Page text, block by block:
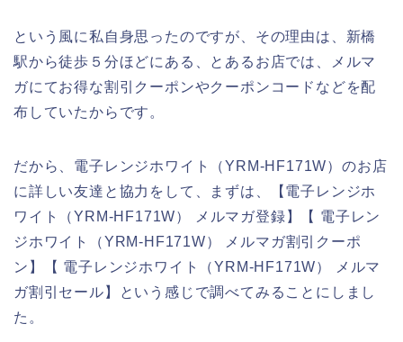
という風に私自身思ったのですが、その理由は、新橋
駅から徒歩５分ほどにある、とあるお店では、メルマ
ガにてお得な割引クーポンやクーポンコードなどを配
布していたからです。
だから、電子レンジホワイト（YRM-HF171W）のお店
に詳しい友達と協力をして、まずは、【電子レンジホ
ワイト（YRM-HF171W） メルマガ登録】【 電子レン
ジホワイト（YRM-HF171W） メルマガ割引クーポ
ン】【 電子レンジホワイト（YRM-HF171W） メルマ
ガ割引セール】という感じで調べてみることにしまし
た。